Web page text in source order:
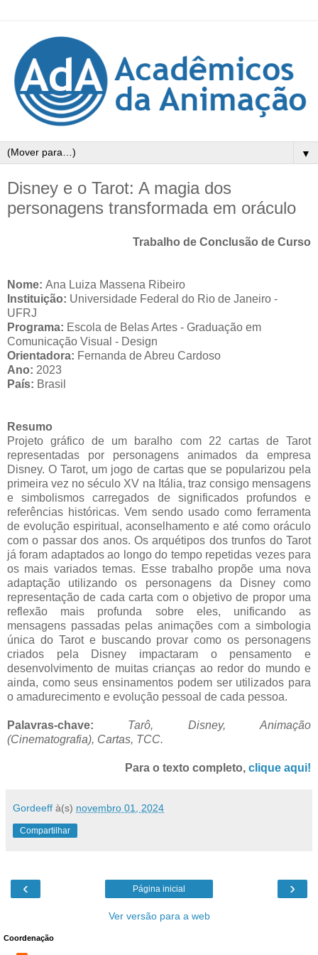
▼
Disney e o Tarot: A magia dos
personagens transformada em oráculo
Trabalho de Conclusão de Curso
Nome: Ana Luiza Massena Ribeiro
Instituição: Universidade Federal do Rio de Janeiro -
UFRJ
Programa: Escola de Belas Artes - Graduação em
Comunicação Visual - Design
Orientadora: Fernanda de Abreu Cardoso
Ano: 2023
País: Brasil
Resumo
Projeto gráfico de um baralho com 22 cartas de Tarot
representadas por personagens animados da empresa
Disney. O Tarot, um jogo de cartas que se popularizou pela
primeira vez no século XV na Itália, traz consigo mensagens
e simbolismos carregados de significados profundos e
referências históricas. Vem sendo usado como ferramenta
de evolução espiritual, aconselhamento e até como oráculo
com o passar dos anos. Os arquétipos dos trunfos do Tarot
já foram adaptados ao longo do tempo repetidas vezes para
os mais variados temas. Esse trabalho propõe uma nova
adaptação utilizando os personagens da Disney como
representação de cada carta com o objetivo de propor uma
reflexão mais profunda sobre eles, unificando as
mensagens passadas pelas animações com a simbologia
única do Tarot e buscando provar como os personagens
criados pela Disney impactaram o pensamento e
desenvolvimento de muitas crianças ao redor do mundo e
ainda, como seus ensinamentos podem ser utilizados para
o amadurecimento e evolução pessoal de cada pessoa.
Palavras-chave: Tarô, Disney,Animação
(Cinematografia), Cartas, TCC.
Para o texto completo, clique aqui!
Gordeeff à(s) novembro 01, 2024
Compartilhar
‹ ›
Página inicial
Ver versão para a web
Coordenação